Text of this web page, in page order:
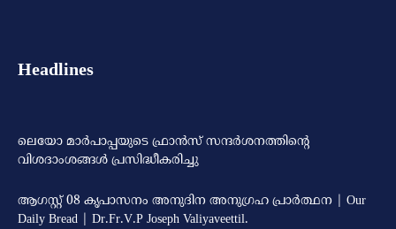
Headlines
ലെയോ മാര്‍പാപ്പയുടെ ഫ്രാന്‍സ് സന്ദര്‍ശനത്തിന്റെ
വിശദാംശങ്ങള്‍ പ്രസിദ്ധീകരിച്ചു
ആഗസ്റ്റ് 08 കൃപാസനം അനുദിന അനുഗ്രഹ പ്രാർത്ഥന | Our
Daily Bread | Dr.Fr.V.P Joseph Valiyaveettil.